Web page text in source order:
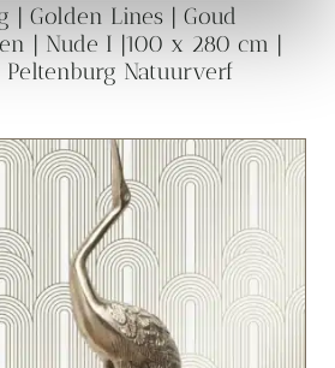
| Golden Lines | Goud
| Nude I |100 x 280 cm |
Natuurverf